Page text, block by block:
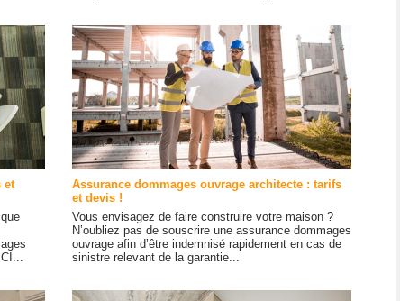
et
Assurance dommages ouvrage architecte : tarifs
et devis !
Vous envisagez de faire construire votre maison ?
N’oubliez pas de souscrire une assurance dommages
ouvrage afin d’être indemnisé rapidement en cas de
sinistre relevant de la garantie...